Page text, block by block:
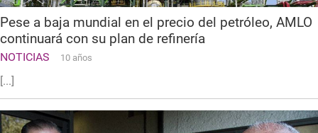
Pese a baja mundial en el precio del petróleo, AMLO
continuará con su plan de refinería
NOTICIAS 10 años
[...]